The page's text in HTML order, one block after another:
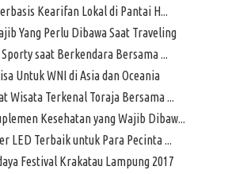
Kearifan Lokal di Pantai H...
Yang Perlu Dibawa Saat Traveling
saat Berkendara Bersama ...
Untuk WNI di Asia dan Oceania
Wisata Terkenal Toraja Bersama ...
Kesehatan yang Wajib Dibaw...
LED Terbaik untuk Para Pecinta ...
Festival Krakatau Lampung 2017